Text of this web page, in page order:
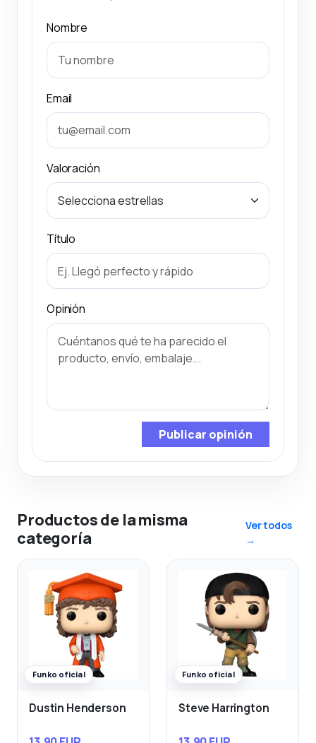
Nombre
Email
Valoración
Título
Opinión
Publicar opinión
Productos de la misma
categoría
Ver todos
→
Funko oficial
Dustin Henderson
Funko oficial
Steve Harrington